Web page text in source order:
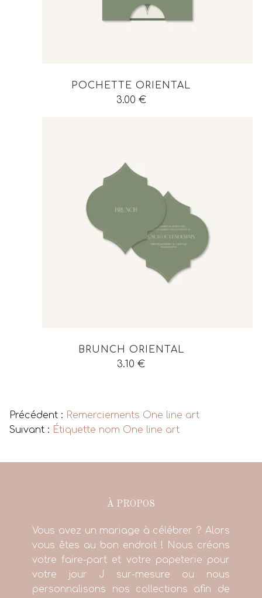
POCHETTE ORIENTAL
3.00 €
BRUNCH ORIENTAL
3.10 €
Précédent : Remerciements One line art
Suivant : Étiquette nom One line art
À PROPOS
Vous avez un mariage à célébrer ? Alors
vous êtes au bon endroit ! Nous créons
votre faire-part et votre papeterie pour
votre jour J sur-mesure ou nous
personnalisons nos collections afin de